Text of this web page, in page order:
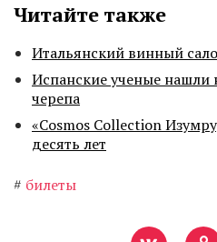
Читайте также
Итальянский винный
Испанские ученые
черепа
«Cosmos Collection
десять лет
# билеты